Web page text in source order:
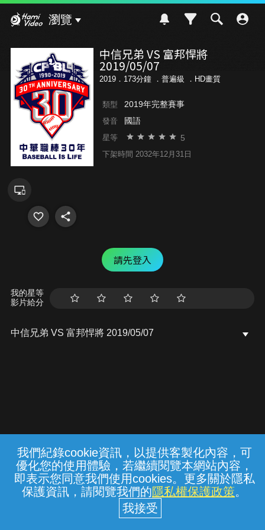
我們紀錄cookie資訊，以提供客製化內容，可
優化您的使用體驗，若繼續閱覽本網站內容，
即表示您同意我們使用cookies。更多關於隱私
保護資訊，請閱覽我們的隱私權保護政策。
瀏覽
中信兄弟 VS 富邦悍將
2019/05/07
2019．173分鐘 ． 普遍級 ．HD畫質
類型 2019年完整賽事
發音 國語
星等 5
下架時間 2032年12月31日
請先登入
我的星等
影片給分
中信兄弟 VS 富邦悍將 2019/05/07
常見問題 線上客服 服務條款 隱私權保護
中華電信股份有限公司個人家庭分公司
(統一編號：96979949) © 2026
{{notifyMsg}}